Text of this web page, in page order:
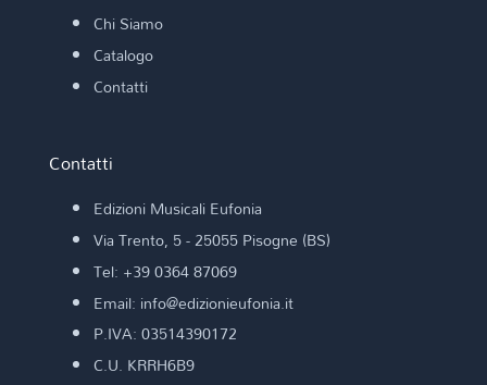
Chi Siamo
Catalogo
Contatti
Contatti
Edizioni Musicali Eufonia
Via Trento, 5 - 25055 Pisogne (BS)
Tel: +39 0364 87069
Email: info@edizionieufonia.it
P.IVA: 03514390172
C.U. KRRH6B9